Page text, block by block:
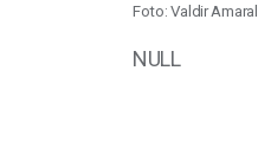
Foto: Valdir Amaral
NULL